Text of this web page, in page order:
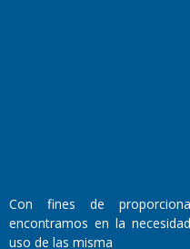
Domicilio Legal: José Ingenieros
Con fines de
encontramos en la
uso de las misma